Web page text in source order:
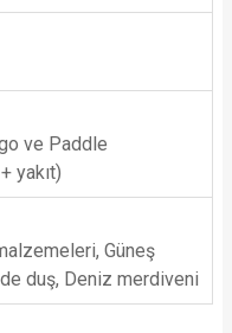
ve Paddle
yakıt)
Güneş
duş, Deniz merdiveni